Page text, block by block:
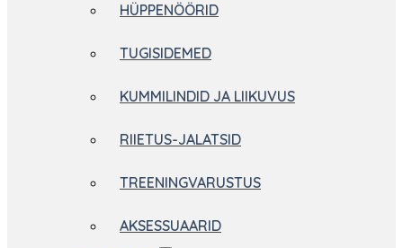
HÜPPENÖÖRID
TUGISIDEMED
KUMMILINDID JA LIIKUVUS
RIIETUS-JALATSID
TREENINGVARUSTUS
AKSESSUAARID